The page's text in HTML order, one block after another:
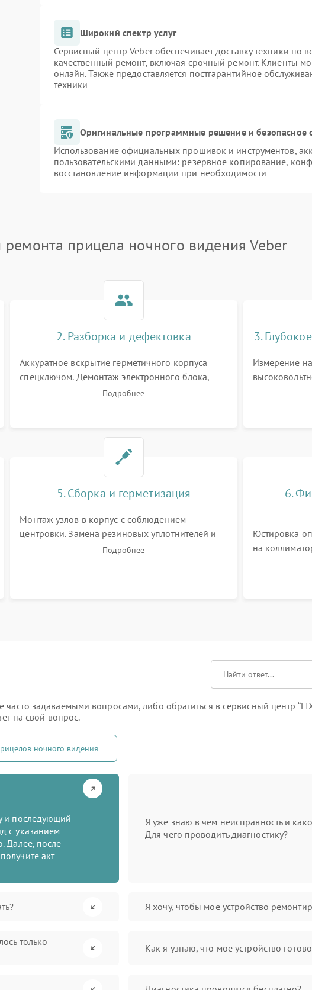
Широкий спектр услуг
Сервисный центр Veber обеспечивает доставку техники по
качественный ремонт, включая срочный ремонт. Клиенты
онлайн. Также предоставляется постгарантийное
техники
Оригинальные программные решение и безопасное
Использование официальных прошивок и инструментов,
пользовательскими данными: резервное копирование,
восстановление информации при необходимости
ремонта прицела ночного видения Veber
2. Разборка и дефектовка
Аккуратное вскрытие герметичного корпуса
спецключом. Демонтаж электронного блока,
высоковольтного преобразователя и
Подробнее
3.
Измерение
электронно-
5. Сборка и герметизация
Монтаж узлов в корпус с соблюдением
центровки. Замена резиновых уплотнителей и
нанесение влагозащитной смазки. Заполнение
Подробнее
6.
Юстировка
на
задаваемыми вопросами, либо обратиться в сервисный центр
на свой вопрос.
ночного видения
и последующий
с указанием
Далее, после
акт
Я уже знаю в чем неисправность и
Для чего проводить диагностику?
Я хочу, чтобы мое устройство
только
Как я узнаю, что мое устройство